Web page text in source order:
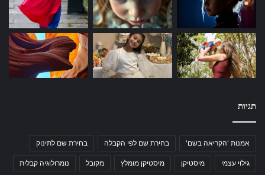
תגיות
אמנות 'הקריאה בשם' בחירת שם לפי הקבלה בחירת שם לתינוק
גילוי עצמי מיסטיקן מיסטיקן מומלץ מקובל נומרולוגיה קבלית